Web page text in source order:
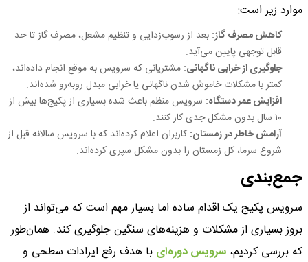
موارد زیر است:
کاهش مصرف گاز: بعد از رسوب‌زدایی و تنظیم مشعل، مصرف گاز تا حد
قابل توجهی پایین می‌آید.
جلوگیری از خرابی ناگهانی: مشتریانی که سرویس به موقع انجام داده‌اند،
کمتر با مشکلات خاموش شدن ناگهانی یا خرابی مبدل روبه‌رو شده‌اند.
افزایش عمر دستگاه: سرویس منظم باعث شده بسیاری از پکیج‌ها بیش از
۱۰ سال بدون مشکل جدی کار کنند.
آرامش خاطر در زمستان: کاربران اعلام کرده‌اند که با سرویس سالانه قبل از
شروع سرما، کل زمستان را بدون مشکل سپری کرده‌اند.
جمع‌بندی
سرویس پکیج یک اقدام ساده اما بسیار مهم است که می‌تواند از
بروز بسیاری از مشکلات و هزینه‌های سنگین جلوگیری کند. همان‌طور
که بررسی کردیم، سرویس دوره‌ای با هدف رفع ایرادات سطحی و